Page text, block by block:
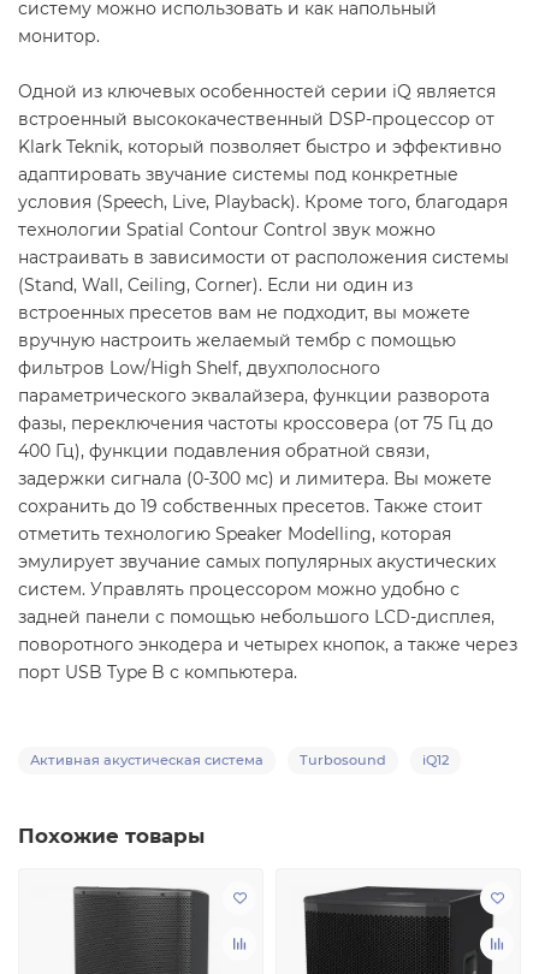
систему можно использовать и как напольный
монитор.
Одной из ключевых особенностей серии iQ является
встроенный высококачественный DSP-процессор от
Klark Teknik, который позволяет быстро и эффективно
адаптировать звучание системы под конкретные
условия (Speech, Live, Playback). Кроме того, благодаря
технологии Spatial Contour Control звук можно
настраивать в зависимости от расположения системы
(Stand, Wall, Ceiling, Corner). Если ни один из
встроенных пресетов вам не подходит, вы можете
вручную настроить желаемый тембр с помощью
фильтров Low/High Shelf, двухполосного
параметрического эквалайзера, функции разворота
фазы, переключения частоты кроссовера (от 75 Гц до
400 Гц), функции подавления обратной связи,
задержки сигнала (0-300 мс) и лимитера. Вы можете
сохранить до 19 собственных пресетов. Также стоит
отметить технологию Speaker Modelling, которая
эмулирует звучание самых популярных акустических
систем. Управлять процессором можно удобно с
задней панели с помощью небольшого LCD-дисплея,
поворотного энкодера и четырех кнопок, а также через
порт USB Type B с компьютера.
Активная акустическая система Turbosound iQ12
Похожие товары